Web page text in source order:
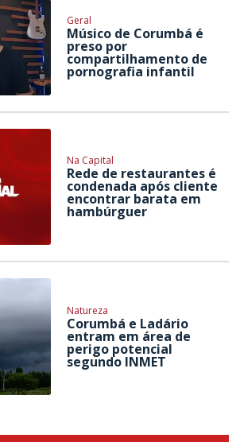
Geral
Músico de Corumbá é
preso por
compartilhamento de
pornografia infantil
Na Capital
Rede de restaurantes é
condenada após cliente
encontrar barata em
hambúrguer
Natureza
Corumbá e Ladário
entram em área de
perigo potencial
segundo INMET